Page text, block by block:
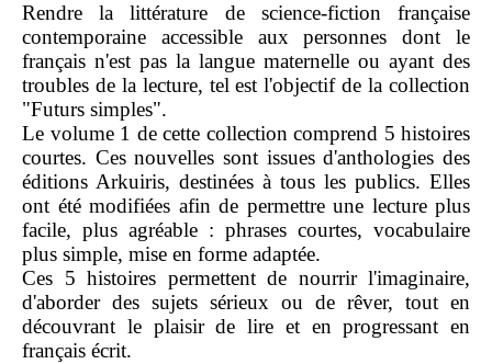
Rendre la littérature de science-fiction française
contemporaine accessible aux personnes dont le
français n'est pas la langue maternelle ou ayant des
troubles de la lecture, tel est l'objectif de la collection
"Futurs simples".
Le volume 1 de cette collection comprend 5 histoires
courtes. Ces nouvelles sont issues d'anthologies des
éditions Arkuiris, destinées à tous les publics. Elles
ont été modifiées afin de permettre une lecture plus
facile, plus agréable : phrases courtes, vocabulaire
plus simple, mise en forme adaptée.
Ces 5 histoires permettent de nourrir l'imaginaire,
d'aborder des sujets sérieux ou de rêver, tout en
découvrant le plaisir de lire et en progressant en
français écrit.